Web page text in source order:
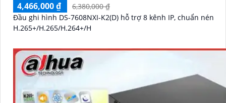
4,466,000 ₫
6,380,000 ₫
Đầu ghi hình DS-7608NXI-K2(D) hỗ trợ 8 kênh IP, chuẩn nén
H.265+/H.265/H.264+/H